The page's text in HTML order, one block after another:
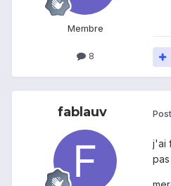
Membre
8
fablauv
j'ai